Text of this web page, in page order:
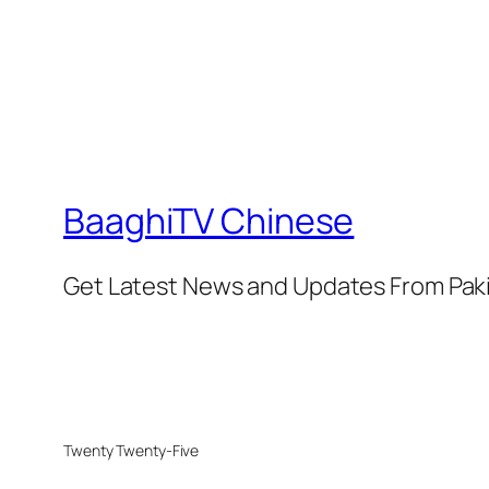
BaaghiTV Chinese
Get Latest News and Updates From
Twenty Twenty-Five